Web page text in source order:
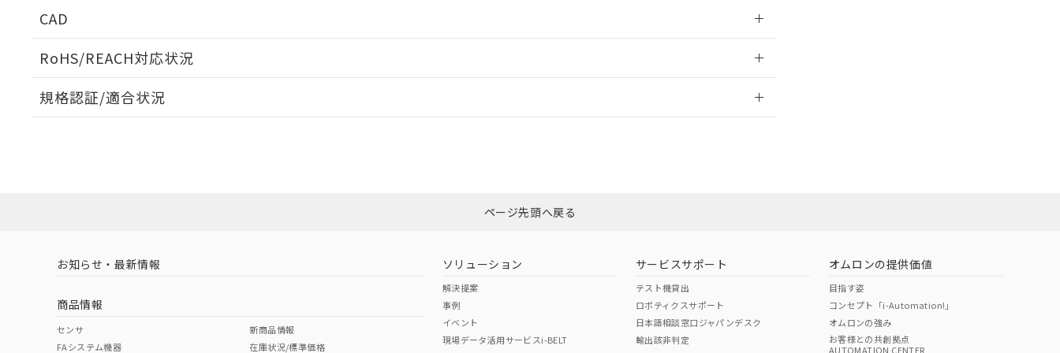
タイムチャート
A: 135mm以上、B: 110mm以上
金属埋め込み
検出領域
CAD
RoHS/REACH対応状況
EU RoHS 注意事項・凡例
ダウンロードはこちら
中国 RoHS 注意事項・凡例
中国 RoHS表
規格認証/適合状況
（イギリス
（ノルウェー
（日本
（アメリカ
ページ先頭へ戻る
お知らせ・最新情報
商品情報
センサ
FAシステム機器
新商品情報
在庫状況/標準価格
ソリューション
解決提案
事例
イベント
現場データ活用サービスi-BELT
サービスサポート
テスト機貸出
ロボティクスサポート
日本語相談窓口ジャパンデスク
輸出該非判定
オムロンの提供価値
目指す姿
コンセプト「i-Automation!」
オムロンの強み
お客様との共創拠点
AUTOMATION CENTER